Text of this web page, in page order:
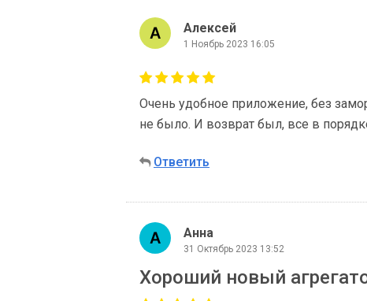
Алексей
1 Ноябрь 2023 16:05
Очень удобное приложение, без
не было. И возврат был, все в
Ответить
Анна
31 Октябрь 2023 13:52
Хороший новый